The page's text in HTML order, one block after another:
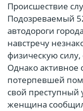
Происшествие
Подозреваемый
автодороги
навстречу
физическую
Однако активное
потерпевшей
свой
женщина